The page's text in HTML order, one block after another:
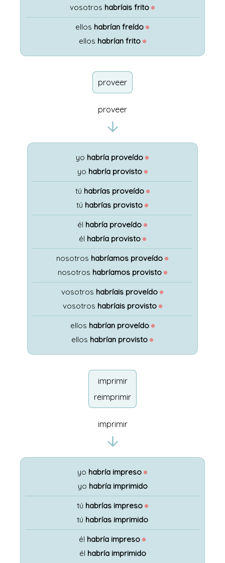
vosotros habríais frito ●
ellos habrían freído ●
ellos habrían frito ●
proveer
proveer
yo habría proveído ●
yo habría provisto ●
tú habrías proveído ●
tú habrías provisto ●
él habría proveído ●
él habría provisto ●
nosotros habríamos proveído ●
nosotros habríamos provisto ●
vosotros habríais proveído ●
vosotros habríais provisto ●
ellos habrían proveído ●
ellos habrían provisto ●
imprimir
reimprimir
imprimir
yo habría impreso ●
yo habría imprimido
tú habrías impreso ●
tú habrías imprimido
él habría impreso ●
él habría imprimido